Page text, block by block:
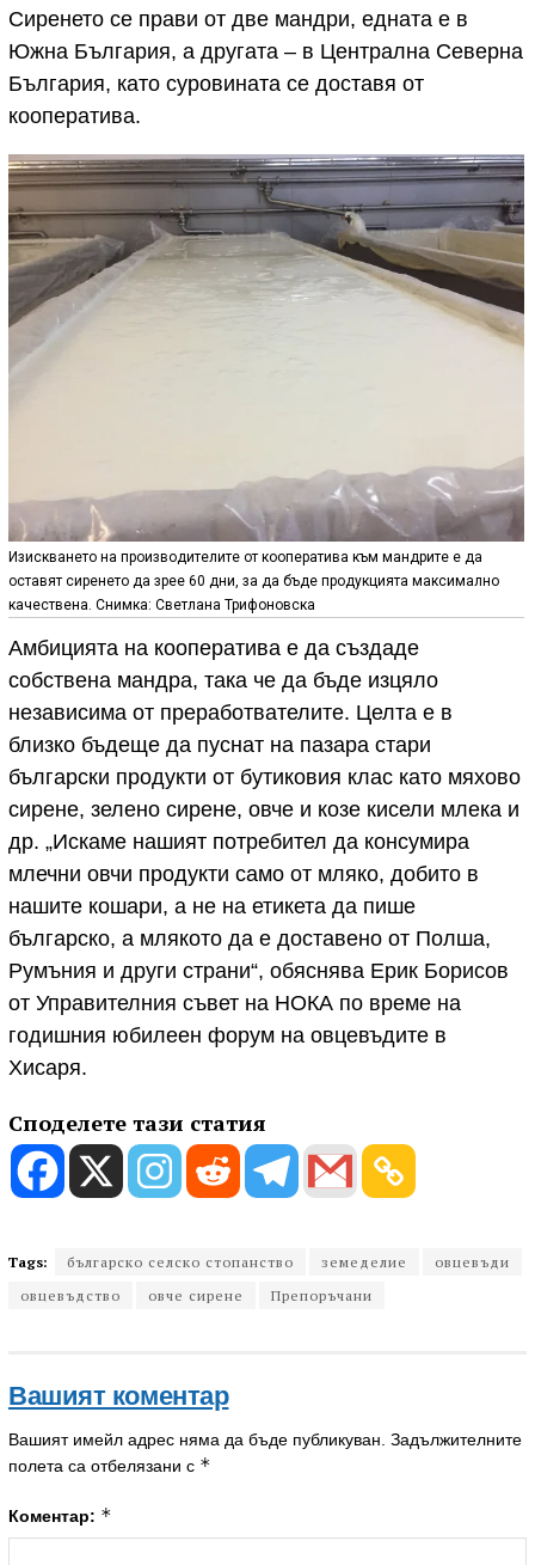
Сиренето се прави от две мандри, едната е в
Южна България, а другата – в Централна Северна
България, като суровината се доставя от
кооператива.
Изискването на производителите от кооператива към мандрите е да
оставят сиренето да зрее 60 дни, за да бъде продукцията максимално
качествена. Снимка: Светлана Трифоновска
Амбицията на кооператива е да създаде
собствена мандра, така че да бъде изцяло
независима от преработвателите. Целта е в
близко бъдеще да пуснат на пазара стари
български продукти от бутиковия клас като мяхово
сирене, зелено сирене, овче и козе кисели млека и
др. „Искаме нашият потребител да консумира
млечни овчи продукти само от мляко, добито в
нашите кошари, а не на етикета да пише
българско, а млякото да е доставено от Полша,
Румъния и други страни“, обяснява Ерик Борисов
от Управителния съвет на НОКА по време на
годишния юбилеен форум на овцевъдите в
Хисаря.
Споделете тази статия
Tags: българско селско стопанство земеделие
овцевъди
овцевъдство
овче сирене Препоръчани
Вашият коментар
Вашият имейл адрес няма да бъде публикуван. Задължителните
полета са отбелязани с *
Коментар: *